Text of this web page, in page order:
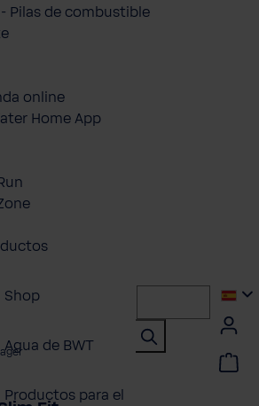
Pilas de combustible
online
Home App
Shop
Agua de BWT
Productos para el